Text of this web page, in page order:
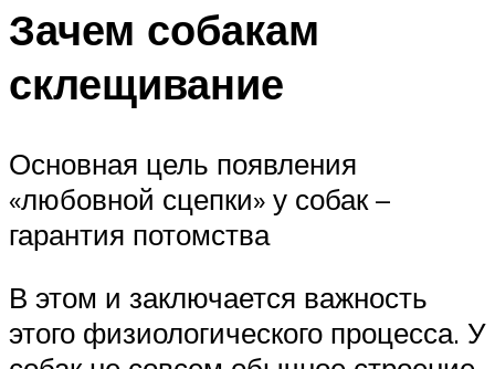
Зачем собакам
склещивание
Основная цель появления
«любовной сцепки» у собак –
гарантия потомства
В этом и заключается важность
этого физиологического процесса. У